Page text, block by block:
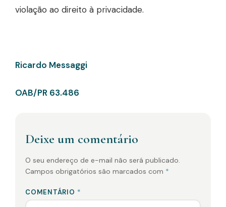
violação ao direito à privacidade.
Ricardo Messaggi
OAB/PR 63.486
Deixe um comentário
O seu endereço de e-mail não será publicado.
Campos obrigatórios são marcados com *
COMENTÁRIO *